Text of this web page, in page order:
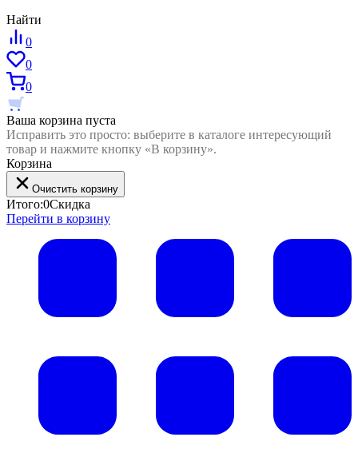
Найти
0
0
0
Ваша корзина пуста
Исправить это просто: выберите в каталоге интересующий
товар и нажмите кнопку «В корзину».
Корзина
Очистить корзину
Итого:0Скидка
Перейти в корзину